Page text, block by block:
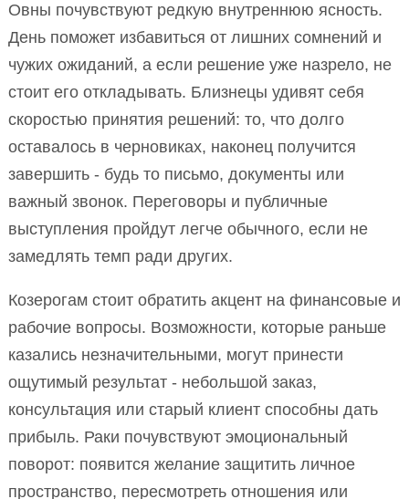
Овны почувствуют редкую внутреннюю ясность.
День поможет избавиться от лишних сомнений и
чужих ожиданий, а если решение уже назрело, не
стоит его откладывать. Близнецы удивят себя
скоростью принятия решений: то, что долго
оставалось в черновиках, наконец получится
завершить - будь то письмо, документы или
важный звонок. Переговоры и публичные
выступления пройдут легче обычного, если не
замедлять темп ради других.
Козерогам стоит обратить акцент на финансовые и
рабочие вопросы. Возможности, которые раньше
казались незначительными, могут принести
ощутимый результат - небольшой заказ,
консультация или старый клиент способны дать
прибыль. Раки почувствуют эмоциональный
поворот: появится желание защитить личное
пространство, пересмотреть отношения или